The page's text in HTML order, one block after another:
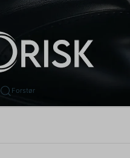
Forstør